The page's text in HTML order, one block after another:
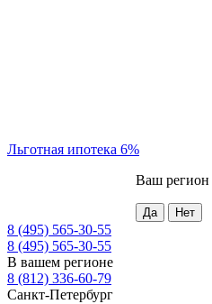
Льготная ипотека 6%
Ваш регион
8 (495) 565-30-55
8 (495) 565-30-55
В вашем регионе
8 (812) 336-60-79
Санкт-Петербург